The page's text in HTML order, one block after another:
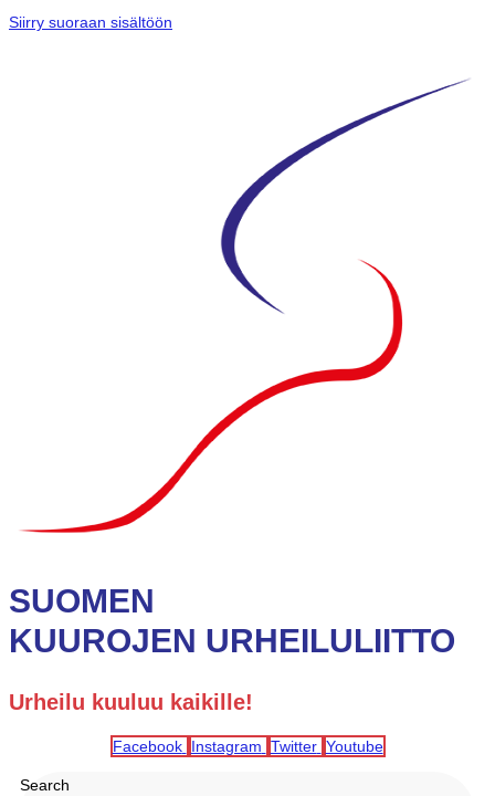
Siirry suoraan sisältöön
SUOMEN
KUUROJEN URHEILULIITTO
Urheilu kuuluu kaikille!
Facebook Instagram Twitter Youtube
Search